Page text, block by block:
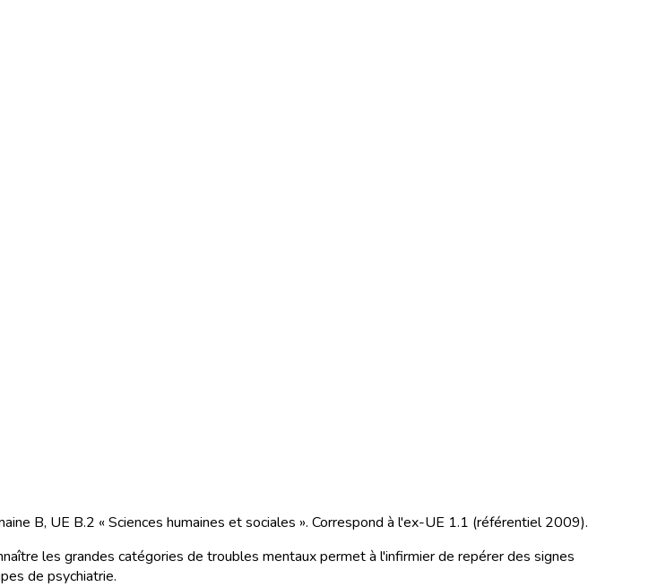
B, UE B.2 « Sciences humaines et sociales ». Correspond à l'ex-UE 1.1 (référentiel 2009).
les grandes catégories de troubles mentaux permet à l'infirmier de repérer des signes
de psychiatrie.